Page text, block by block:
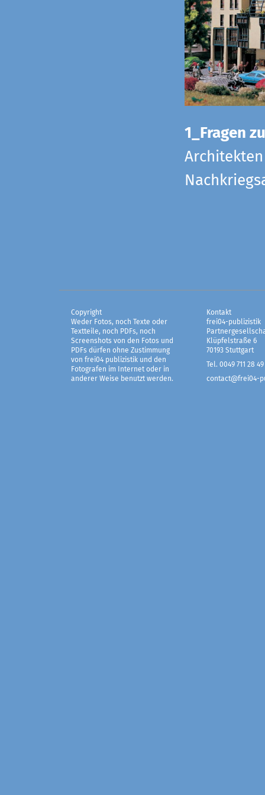
1_Fragen
Copyright
Weder Fotos, noch Texte oder
Textteile, noch PDFs, noch
Screenshots von den Fotos und
PDFs dürfen ohne Zustimmung
von frei04 publizistik und den
Fotografen im Internet oder in
anderer Weise benutzt werden.
Kontakt
frei04-publizistik
Klüpfelstraße 6
70193 Stuttgart
Tel. 0049 711 28 49
contact@frei04-